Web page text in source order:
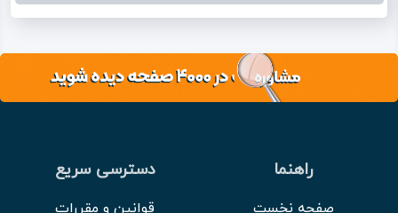
راهنما
صفحه نخست
دسترسی سریع
قوانین و مقررات